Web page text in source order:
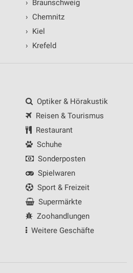
› Braunschweig
› Chemnitz
› Kiel
› Krefeld
Optiker & Hörakustik
Reisen & Tourismus
Restaurant
Schuhe
Sonderposten
Spielwaren
Sport & Freizeit
Supermärkte
Zoohandlungen
Weitere Geschäfte